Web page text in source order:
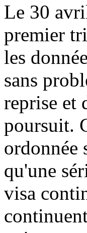
Le 30
premier
les
sans
reprise et
poursuit.
ordonnée
qu'une
visa